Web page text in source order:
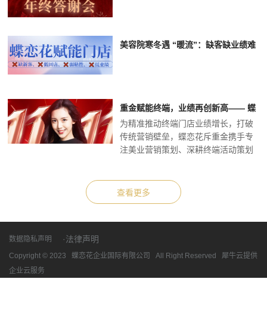
美容院寒冬遇 “暖流”：缺客缺业绩难
重金赋能终端，业绩再创新高—— 蝶
恋花【2025双十一私域社群运营活
动】圆满收官
为精准推动终端门店业绩增长，打破
传统营销壁垒，蝶恋花斥重金携手专
注美业营销策划、深耕终端活动策划
数据隐私声明 ·法律声明
Copyright © 2023 蝶恋花企业国际有限公司 All Right Reserved 犀牛云提供
企业云服务